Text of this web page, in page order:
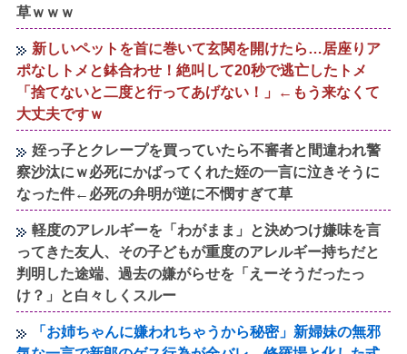
草ｗｗｗ
新しいペットを首に巻いて玄関を開けたら…居座りア
ポなしトメと鉢合わせ！絶叫して20秒で逃亡したトメ
「捨てないと二度と行ってあげない！」←もう来なくて
大丈夫ですｗ
姪っ子とクレープを買っていたら不審者と間違われ警
察沙汰にｗ必死にかばってくれた姪の一言に泣きそうに
なった件←必死の弁明が逆に不憫すぎて草
軽度のアレルギーを「わがまま」と決めつけ嫌味を言
ってきた友人、その子どもが重度のアレルギー持ちだと
判明した途端、過去の嫌がらせを「えーそうだったっ
け？」と白々しくスルー
「お姉ちゃんに嫌われちゃうから秘密」新婦妹の無邪